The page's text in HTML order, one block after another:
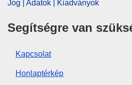
CELEX : 52023M11265
OJ : JOC_2023_330_R_0002
Jog | Adatok | Kiadványok
Segítségre van
Kapcsolat
Honlaptérkép